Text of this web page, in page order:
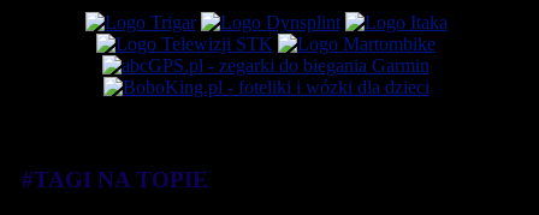
#TAGI NA TOPIE